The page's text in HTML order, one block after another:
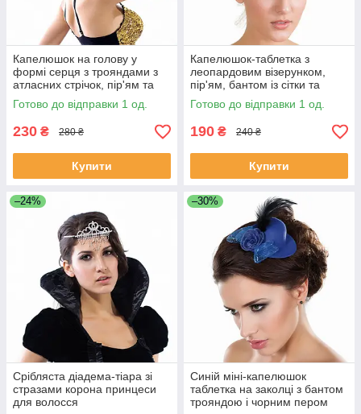
Капелюшок на голову у
формі серця з трояндами з
атласних стрічок, пір'ям та
стразами — святковий, ретро
Готово до відправки 1 од.
230 ₴ 280 ₴
Купити
Капелюшок-таблетка з
леопардовим візерунком,
пір'ям, бантом із сітки та
атласною трояндою, на
шпильці, червоно-чорна
Готово до відправки 1 од.
190 ₴ 240 ₴
Купити
–24%
Срібляста діадема-тіара зі
стразами корона принцеси
для волосся
–30%
Синій міні-капелюшок
таблетка на заколці з бантом
трояндою і чорним пером